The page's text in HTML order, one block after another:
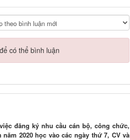
để có thể bình luận
đăng ký nhu cầu cán bộ, công chức,
2020 học vào các ngày thứ 7, CV và